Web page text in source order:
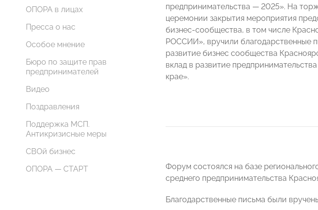
ОПОРА в лицах
Пресса о нас
Особое мнение
Бюро по защите прав
предпринимателей
Видео
Поздравления
Поддержка МСП.
Антикризисные меры
СВОй бизнес
ОПОРА — СТАРТ
предпринимательства — 2025». На
церемонии закрытия мероприятия
бизнес-сообщества, в том числе
РОССИИ», вручили благодарственные
развитие бизнес сообщества
вклад в развитие
крае».
Форум состоялся на базе
среднего предпринимательства
Благодарственные письма были